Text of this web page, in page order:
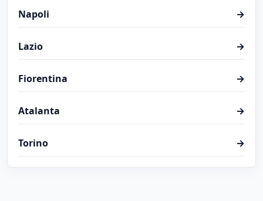
Napoli →
Lazio →
Fiorentina →
Atalanta →
Torino →